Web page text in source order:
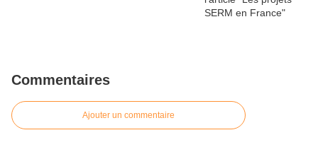
Commentaires
Ajouter un commentaire